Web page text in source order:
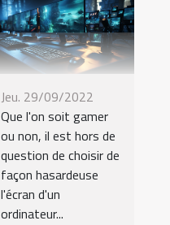
Jeu. 29/09/2022
Que l'on soit gamer
ou non, il est hors de
question de choisir de
façon hasardeuse
l'écran d'un
ordinateur...